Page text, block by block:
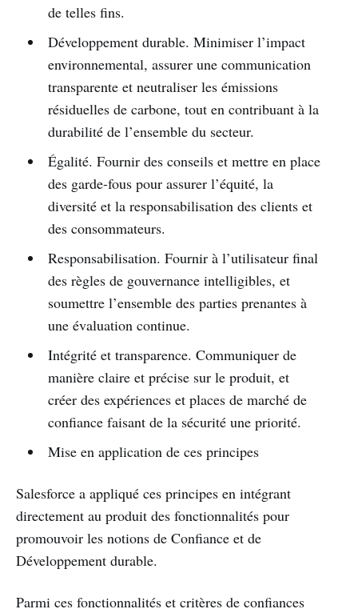
de telles fins.
Développement durable. Minimiser l’impact
environnemental, assurer une communication
transparente et neutraliser les émissions
résiduelles de carbone, tout en contribuant à la
durabilité de l’ensemble du secteur.
Égalité. Fournir des conseils et mettre en place
des garde-fous pour assurer l’équité, la
diversité et la responsabilisation des clients et
des consommateurs.
Responsabilisation. Fournir à l’utilisateur final
des règles de gouvernance intelligibles, et
soumettre l’ensemble des parties prenantes à
une évaluation continue.
Intégrité et transparence. Communiquer de
manière claire et précise sur le produit, et
créer des expériences et places de marché de
confiance faisant de la sécurité une priorité.
Mise en application de ces principes
Salesforce a appliqué ces principes en intégrant
directement au produit des fonctionnalités pour
promouvoir les notions de Confiance et de
Développement durable.
Parmi ces fonctionnalités et critères de confiances